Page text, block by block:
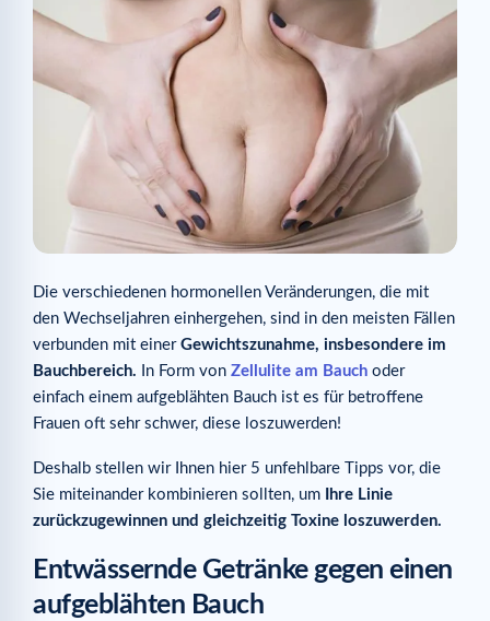
Die verschiedenen hormonellen Veränderungen, die mit
den Wechseljahren einhergehen, sind in den meisten Fällen
verbunden mit einer Gewichtszunahme, insbesondere im
Bauchbereich. In Form von Zellulite am Bauch oder
einfach einem aufgeblähten Bauch ist es für betroffene
Frauen oft sehr schwer, diese loszuwerden!
Deshalb stellen wir Ihnen hier 5 unfehlbare Tipps vor, die
Sie miteinander kombinieren sollten, um
Ihre Linie
zurückzugewinnen und gleichzeitig Toxine loszuwerden.
Entwässernde Getränke gegen einen
aufgeblähten Bauch